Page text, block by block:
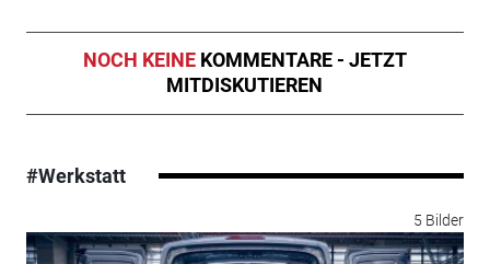
NOCH KEINE KOMMENTARE - JETZT
MITDISKUTIEREN
#Werkstatt
5 Bilder